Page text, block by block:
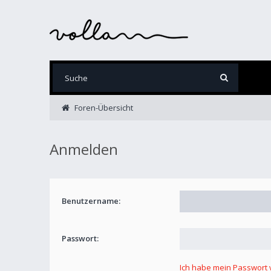
Foren-Übersicht
Anmelden
Benutzername:
Passwort:
Ich habe mein Passwort